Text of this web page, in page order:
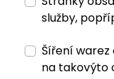
služby,
Šíření
na takovýto